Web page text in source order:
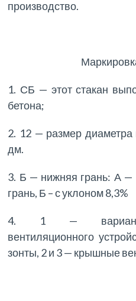
производство.
1. СБ — этот стакан
бетона;
2. 12 — размер диаметра
дм.
3. Б — нижняя грань: А —
грань, Б – с уклоном 8,3%
4. 1 — вариант
вентиляционного
зонты, 2 и 3 — крышные